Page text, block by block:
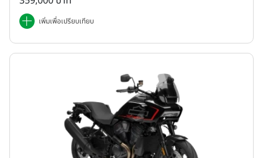
เพิ่มเพื่อเปรียบเทียบ